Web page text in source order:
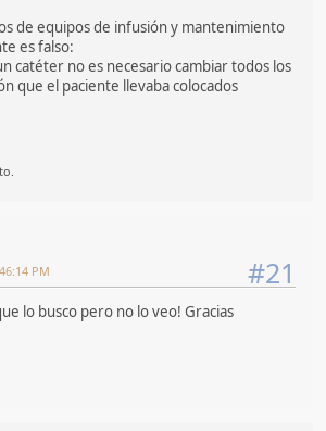
de equipos de infusión y mantenimiento
es falso:
catéter no es necesario cambiar todos los
que el paciente llevaba colocados
#21
PM
lo busco pero no lo veo! Gracias